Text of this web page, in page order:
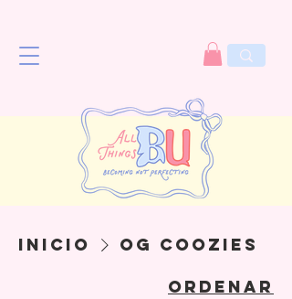
Inicio
OG Coozies
Ordenar